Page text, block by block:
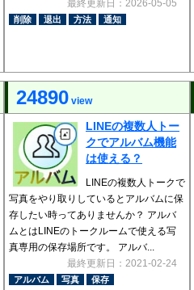
最終更新日：2026-05-05
削除 退出 方法 通知
24890 view
LINEの複数人トー
クでアルバム機能
は使える？
LINEの複数人トークで
写真をやり取りしているとアルバムに保
存したい時ってありませんか？ アルバ
ムとはLINEのトークルームで使える写
真専用の保存場所です。 アルバ...
最終更新日：2021-02-24
アルバム 写真 保存